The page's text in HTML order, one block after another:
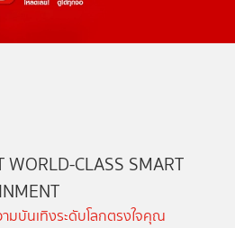
WORLD-CLASS SMART
มบันเทิงระดับโลกตรงใจคุณ